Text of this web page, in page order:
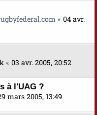
« 04 avr.
« 03 avr. 2005, 20:52
à l'UAG ?
mars 2005, 13:49